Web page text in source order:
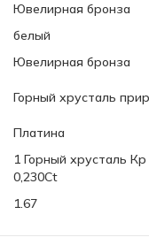
Ювелирная бронза
белый
Ювелирная бронза
Горный хрусталь
Платина
1 Горный хрусталь
0,230Ct
1.67